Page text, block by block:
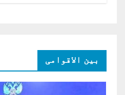
بین الاقوامی